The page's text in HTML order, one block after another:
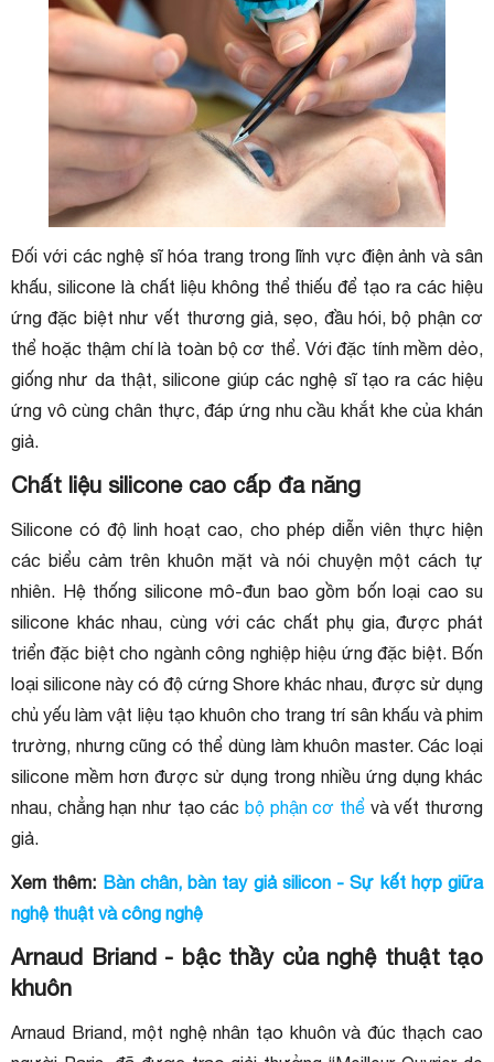
Đối với các nghệ sĩ hóa trang trong lĩnh vực điện ảnh và sân
khấu, silicone là chất liệu không thể thiếu để tạo ra các hiệu
ứng đặc biệt như vết thương giả, sẹo, đầu hói, bộ phận cơ
thể hoặc thậm chí là toàn bộ cơ thể. Với đặc tính mềm dẻo,
giống như da thật, silicone giúp các nghệ sĩ tạo ra các hiệu
ứng vô cùng chân thực, đáp ứng nhu cầu khắt khe của khán
giả.
Chất liệu silicone cao cấp đa năng
Silicone có độ linh hoạt cao, cho phép diễn viên thực hiện
các biểu cảm trên khuôn mặt và nói chuyện một cách tự
nhiên. Hệ thống silicone mô-đun bao gồm bốn loại cao su
silicone khác nhau, cùng với các chất phụ gia, được phát
triển đặc biệt cho ngành công nghiệp hiệu ứng đặc biệt. Bốn
loại silicone này có độ cứng Shore khác nhau, được sử dụng
chủ yếu làm vật liệu tạo khuôn cho trang trí sân khấu và phim
trường, nhưng cũng có thể dùng làm khuôn master. Các loại
silicone mềm hơn được sử dụng trong nhiều ứng dụng khác
nhau, chẳng hạn như tạo các bộ phận cơ thể và vết thương
giả.
Xem thêm: Bàn chân, bàn tay giả silicon - Sự kết hợp giữa
nghệ thuật và công nghệ
Arnaud Briand - bậc thầy của nghệ thuật tạo
khuôn
Arnaud Briand, một nghệ nhân tạo khuôn và đúc thạch cao